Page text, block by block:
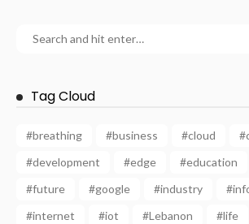
Tag Cloud
#breathing #business #cloud
#development
#edge #education
#future
#google #industry
#internet
#iot #Lebanon #life